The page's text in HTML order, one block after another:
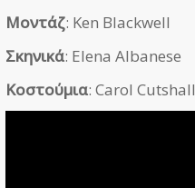
Μοντάζ: Ken Blackwell
Σκηνικά: Elena Albanese
Κοστούμια: Carol Cutshall